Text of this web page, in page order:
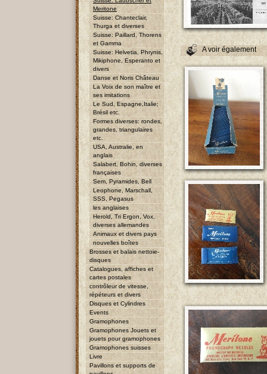
Meritone
Suisse: Chanteclair,
Thurga et diverses
Suisse: Paillard, Thorens
et Gamma
Suisse: Helvetia, Phrynis,
Mikiphone, Esperanto et
divers
Danse et Noris Château
La Voix de son maître et
ses imitations
Le Sud, Espagne,Italie;
Brésil etc.
Formes diverses: rondes,
grandes, triangulaires
etc.
USA, Australie, en
anglais
Salabert, Bohin, diverses
françaises
Sem, Pyramides, Bell
Leophone, Marschall,
SSS, Pegasus
les anglaises
Herold, Tri Ergon, Vox,
diverses allemandes
Animaux et divers pays
nouvelles boîtes
Brosses et balais nettoie-
disques
Catalogues, affiches et
cartes postales
contrôleur de vitesse,
répéteurs et divers
Disques et Cylindres
Events
Gramophones
Gramophones Jouets et
jouets pour gramophones
Gramophones suisses
Livre
Pavillons et supports de
A voir également